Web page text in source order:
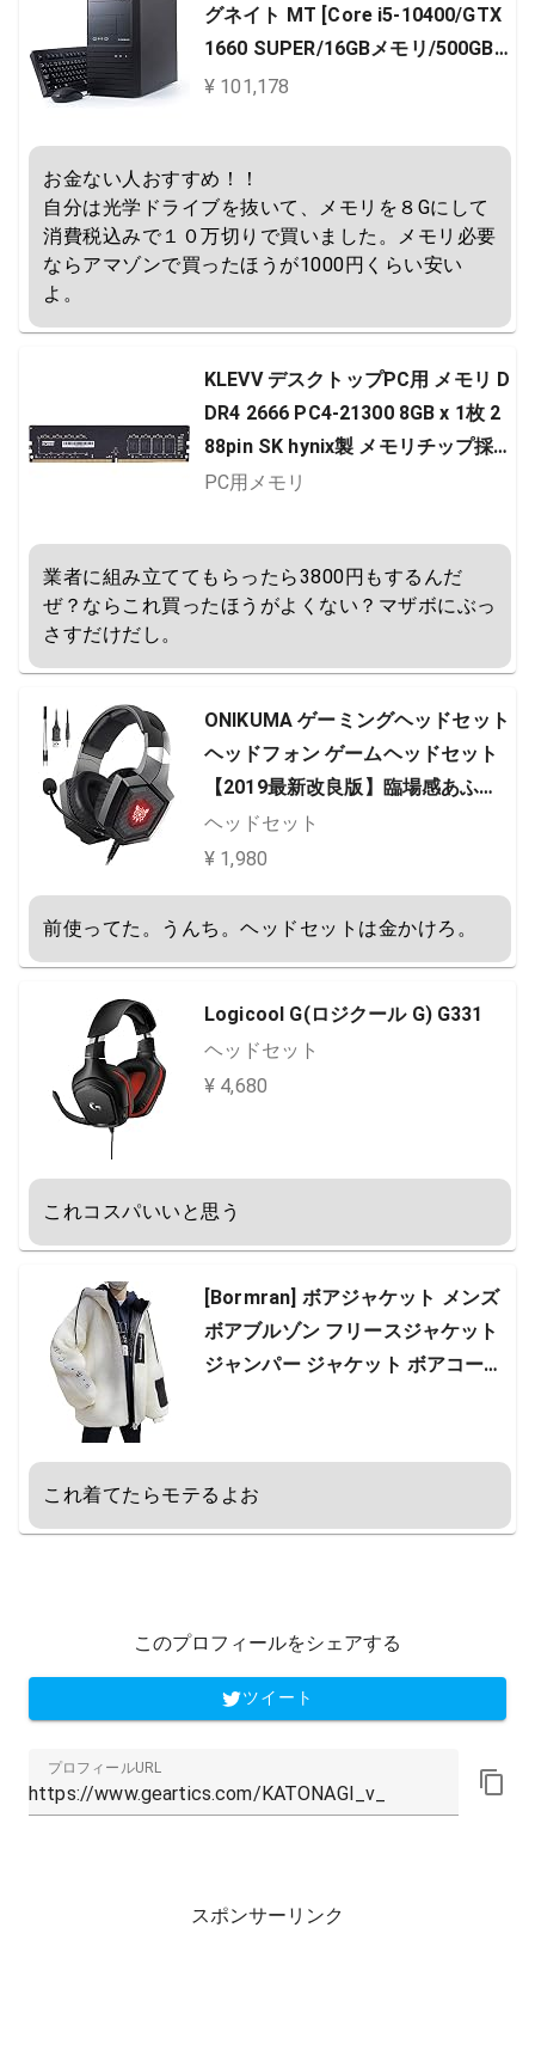
グネイト MT [Core i5-10400/GTX
1660 SUPER/16GBメモリ/500GB
SSD/Windows 10 Home]9354-323
¥ 101,178
お金ない人おすすめ！！
自分は光学ドライブを抜いて、メモリを８Gにして
消費税込みで１０万切りで買いました。メモリ必要
ならアマゾンで買ったほうが1000円くらい安い
よ。
KLEVV デスクトップPC用 メモリ D
DR4 2666 PC4-21300 8GB x 1枚 2
88pin SK hynix製 メモリチップ採
用 KD48GU88C-26N1900
PC用メモリ
業者に組み立ててもらったら3800円もするんだ
ぜ？ならこれ買ったほうがよくない？マザボにぶっ
さすだけだし。
ONIKUMA ゲーミングヘッドセット
ヘッドフォン ゲームヘッドセット
【2019最新改良版】臨場感あふれ
る 軽く・装着感が良い3.5mm U
SB接続 RGBライド付き マイク付
Phone スマートホン スカイプfps
ヘッドセット
¥ 1,980
前使ってた。うんち。ヘッドセットは金かけろ。
Logicool G(ロジクール G) G331
ヘッドセット
¥ 4,680
これコスパいいと思う
[Bormran] ボアジャケット メンズ
ボアブルゾン フリースジャケット
ジャンパー ジャケット ボアコート
これ着てたらモテるよお
このプロフィールをシェアする
ツイート
プロフィールURL
スポンサーリンク